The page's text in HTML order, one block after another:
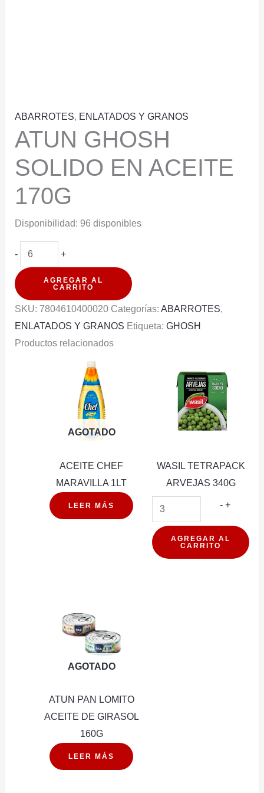
ABARROTES, ENLATADOS Y GRANOS
ATUN GHOSH
SOLIDO EN ACEITE
170G
Disponibilidad: 96 disponibles
-
ATUN
GHOSH
SOLIDO
EN
+
AGREGAR AL
CARRITO
SKU: 7804610400020 Categorías: ABARROTES,
ENLATADOS Y GRANOS Etiqueta: GHOSH
Productos relacionados
AGOTADO
ACEITE CHEF
MARAVILLA 1LT
LEER MÁS
WASIL TETRAPACK
ARVEJAS 340G
- WASIL
340G
+
AGREGAR AL
CARRITO
AGOTADO
ATUN PAN LOMITO
ACEITE DE GIRASOL
160G
LEER MÁS